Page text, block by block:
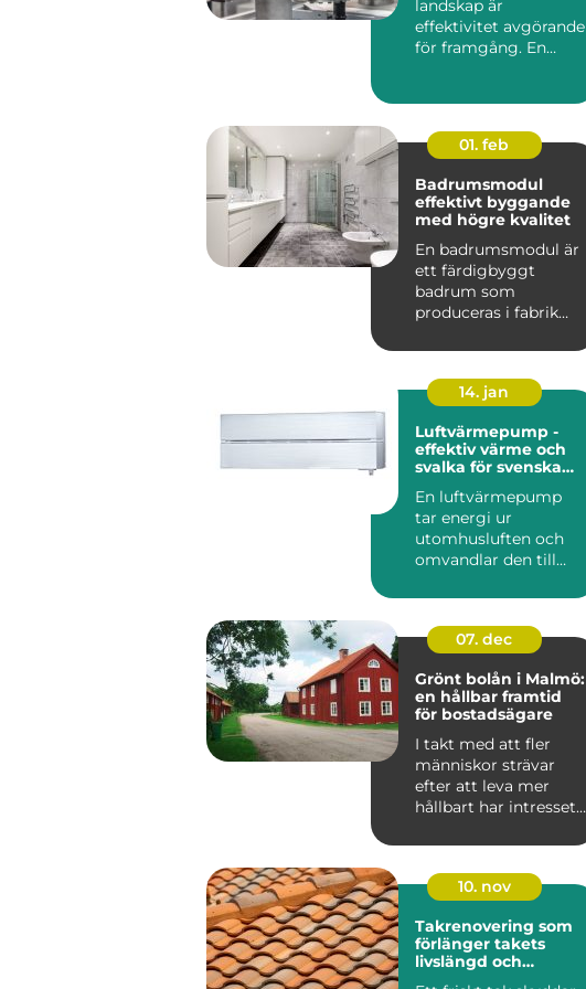
landskap är
effektivitet avgörande
för framgång. En
01. feb
Badrumsmodul
effektivt byggande
med högre kvalitet
En badrumsmodul är
ett färdigbyggt
badrum som
produceras i fabrik
komplett till byggar...
14. jan
Luftvärmepump -
effektiv värme och
svalka för svenska
En luftvärmepump
tar energi ur
utomhusluften och
omvandlar den till
inomh...
07. dec
Grönt bolån i Malmö:
en hållbar framtid
för bostadsägare
I takt med att fler
människor strävar
efter att leva mer
hållbart har intresset
10. nov
Takrenovering som
förlänger takets
livslängd och